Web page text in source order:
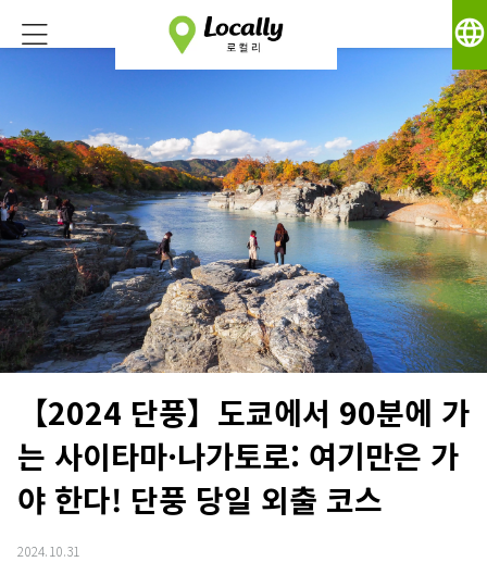
language
【2024 단풍】도쿄에서 90분에 가
는 사이타마·나가토로: 여기만은 가
야 한다! 단풍 당일 외출 코스
2024.10.31